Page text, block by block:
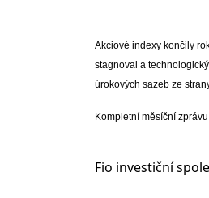
Akciové indexy končily
stagnoval a
úrokových sazeb ze
Kompletní měsíční
Fio investiční